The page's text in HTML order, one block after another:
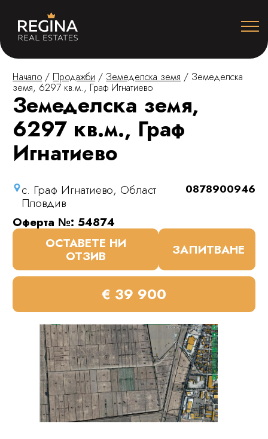
Начало / Продажби / Земеделска земя / Земеделска
земя, 6297 кв.м., Граф Игнатиево
Земеделска земя,
6297 кв.м., Граф
Игнатиево
с. Граф Игнатиево, Област
Пловдив
0878900946
Оферта №: 54874
ОСТАВЕТЕ НИ
ОТЗИВ ЗАПИТВАНЕ
€ 39 900